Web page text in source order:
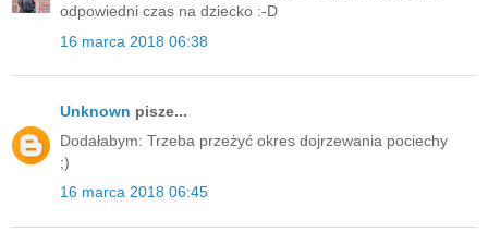
odpowiedni czas na dziecko :-D
16 marca 2018 06:38
Unknown pisze...
Dodałabym: Trzeba przeżyć okres dojrzewania pociechy
;)
16 marca 2018 06:45